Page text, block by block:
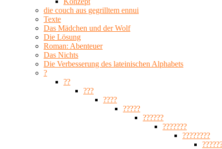
die couch aus gegrilltem ennui
Texte
Das Mädchen und der Wolf
Die Lösung
Roman: Abenteuer
Das Nichts
Die Verbesserung des lateinischen Alphabets
?
??
???
????
?????
??????
???????
????????